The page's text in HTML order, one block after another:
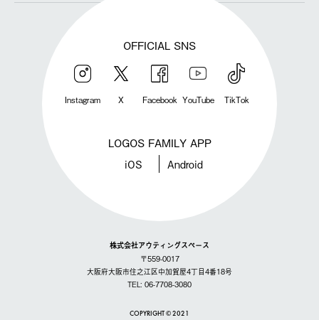
OFFICIAL SNS
Instagram X Facebook YouTube TikTok
LOGOS FAMILY APP
iOS Android
株式会社アウティングスペース
〒559-0017
大阪府大阪市住之江区中加賀屋4丁目4番18号
TEL: 06-7708-3080
COPYRIGHT © 2021